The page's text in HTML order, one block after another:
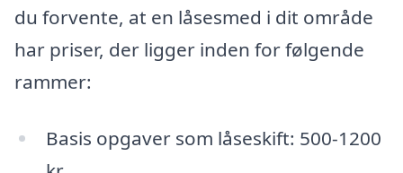
du forvente, at en låsesmed i dit område
har priser, der ligger inden for følgende
rammer:
Basis opgaver som låseskift: 500-1200